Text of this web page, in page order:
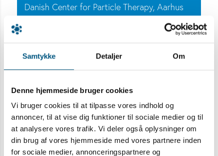
Samtykke Detaljer Om
Denne hjemmeside bruger cookies
Vi bruger cookies til at tilpasse vores indhold og
annoncer, til at vise dig funktioner til sociale medier og til
at analysere vores trafik. Vi deler også oplysninger om
din brug af vores hjemmeside med vores partnere inden
for sociale medier, annonceringspartnere og
Danish Center for Particle Therapy, Aarhus
University Hospital
RESEARCH INTERESTS
DK: Mine interesser er reference dosimetri for
protoner, protonplanlægning specielt for hjerner,
LET/RBE i forbindelse med planlægning og
dosimetri.
UK: My interests include reference dosimetry for
protons, proton planning, especially for brains,